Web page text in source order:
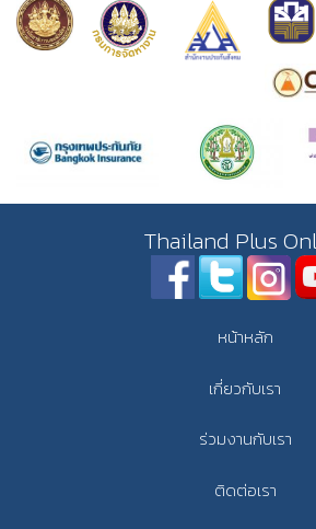
Thailand Plus
หน้าหลัก
เกี่ยวกับเรา
ร่วมงานกับเรา
ติดต่อเรา